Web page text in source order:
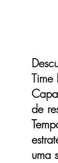
Time
de
uma